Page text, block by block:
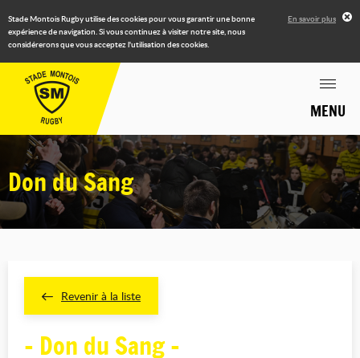
Stade Montois Rugby utilise des cookies pour vous garantir une bonne
expérience de navigation. Si vous continuez à visiter notre site, nous
considérerons que vous acceptez l'utilisation des cookies.
En savoir plus
MENU
Don du Sang
Revenir à la liste
- Don du Sang -